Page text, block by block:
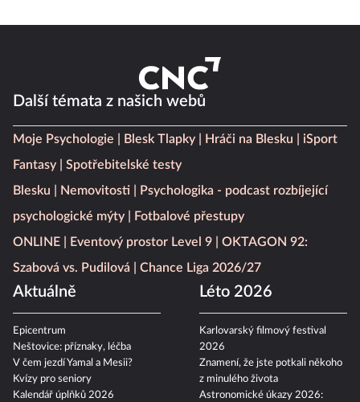
Další témata z našich webů
Moje Psychologie Blesk Tlapky Hráči na Blesku
iSport
Fantasy
Spotřebitelské testy
Blesku
Nemovitosti
Psychologika - podcast rozbíjející
psychologické mýty
Fotbalové přestupy
ONLINE
Eventový prostor Level 9
OKTAGON 92:
Szabová vs. Pudilová
Chance Liga 2026/27
Aktuálně
Epicentrum
Neštovice: příznaky, léčba
V čem jezdí Yamal a Mesii?
Kvízy pro seniory
Kalendář úplňků 2026
Léto 2026
Karlovarský filmový festival
2026
Znamení, že jste potkali někoho
z minulého života
Astronomické úkazy 2026: